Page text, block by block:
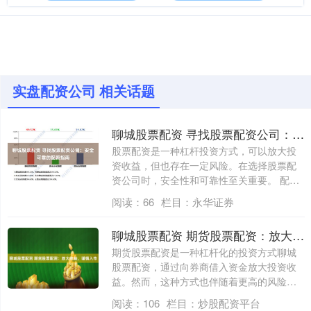
实盘配资公司 相关话题
聊城股票配资 寻找股票配资公司：安全可靠的配资指南
股票配资是一种杠杆投资方式，可以放大投
资收益，但也存在一定风险。在选择股票配
资公司时，安全性和可靠性至关重要。 配资
的好....
阅读： 66 栏目： 永华证券
聊城股票配资 期货股票配资：放大收益，谨慎入市
期货股票配资是一种杠杆化的投资方式聊城
股票配资，通过向券商借入资金放大投资收
益。然而，这种方式也伴随着更高的风险。
然而....
阅读： 106 栏目： 炒股配资平台